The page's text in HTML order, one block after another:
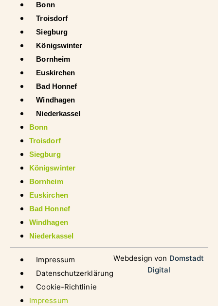
Bonn
Troisdorf
Siegburg
Königswinter
Bornheim
Euskirchen
Bad Honnef
Windhagen
Niederkassel
Bonn
Troisdorf
Siegburg
Königswinter
Bornheim
Euskirchen
Bad Honnef
Windhagen
Niederkassel
Impressum
Datenschutzerklärung
Cookie-Richtlinie
Impressum
Webdesign von Domstadt
Digital